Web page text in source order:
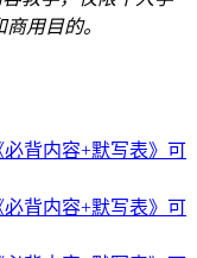
用目的。
背内容+默写表》可
背内容+默写表》可